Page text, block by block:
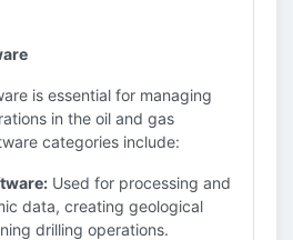
is essential for managing
in the oil and gas
categories include:
Used for processing and
data, creating geological
drilling operations.